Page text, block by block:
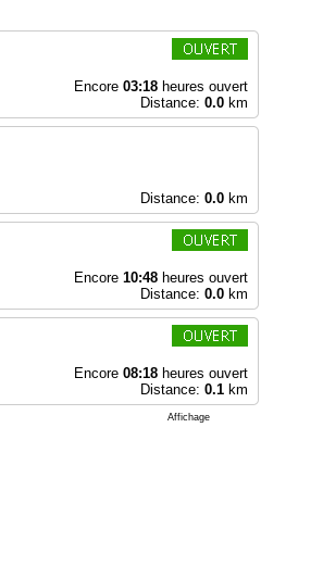
Encore 03:18heures ouvert
Distance: 0.0km
Distance: 0.0km
Encore 10:48heures ouvert
Distance: 0.0km
Encore 08:18heures ouvert
Distance: 0.1km
Affichage